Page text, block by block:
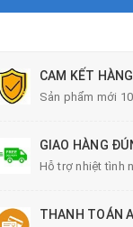
CAM KẾT
Sản phẩm mới
GIAO HÀNG
Hỗ trợ nhiệt tình
THANH TOÁN